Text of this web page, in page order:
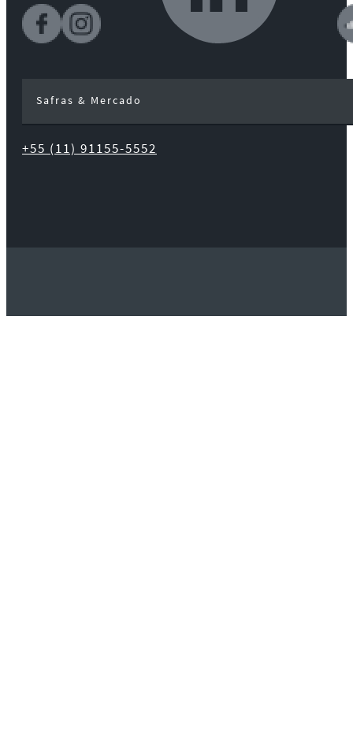
Safras & Mercado
+55 (11) 91155-5552